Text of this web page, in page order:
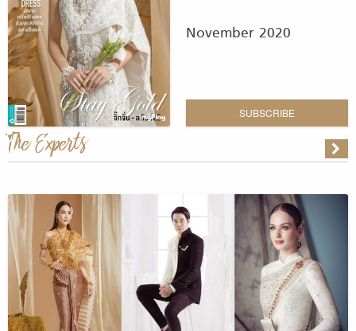
November 2020
SUBSCRIBE
The Experts